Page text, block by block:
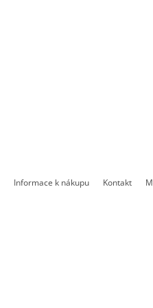
Informace k nákupu Kontakt